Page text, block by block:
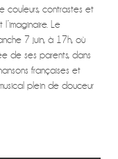
couleurs, contrastes et
Le
7 juin, à 17h, où
de ses parents, dans
françaises et
plein de douceur